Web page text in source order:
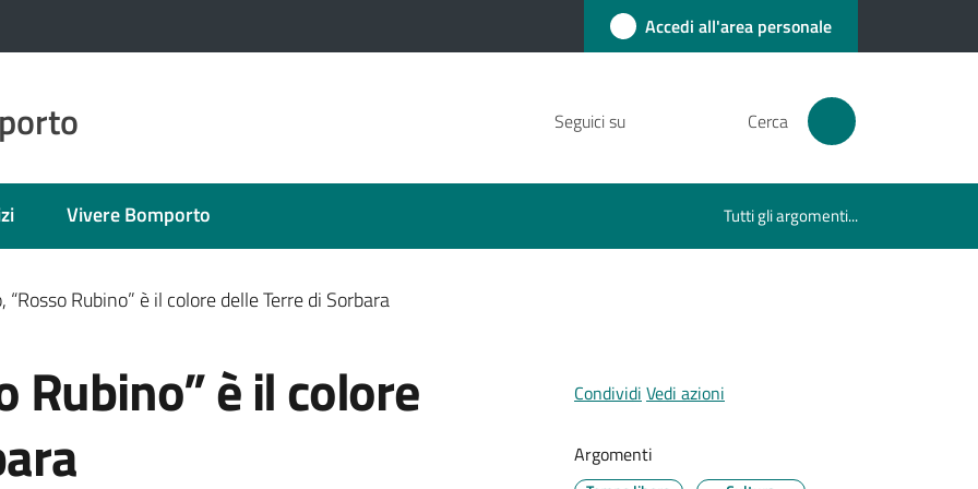
Accedi all'area personale
Seguici su Cerca
Vivere Bomporto Tutti gli argomenti...
“Rosso Rubino” è il colore delle Terre di Sorbara
Rubino” è il colore
Condividi Vedi azioni
Argomenti